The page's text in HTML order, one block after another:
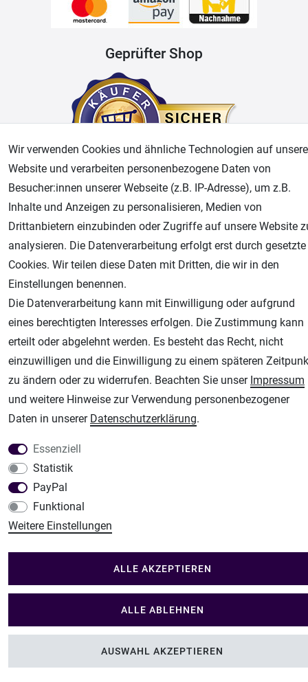
Geprüfter Shop
AGB Widerrufsrecht Datenschutz Impressum
Unsere weiteren Shops:
Airbrush-City
Fachhandel für: Airbrushpistolen, Kompressoren, Airbrushfarben
Modellbau Shop
Plotter-City
Schneideplotter, Transferpressen, Siebdruck und Plotterfolien
Im Shop Kaufen
Wir verwenden Cookies und ähnliche Technologien auf
Website und verarbeiten personenbezogene Daten von
Besucher:innen unserer Webseite (z.B. IP-Adresse), um z.B.
Inhalte und Anzeigen zu personalisieren, Medien von
Drittanbietern einzubinden oder Zugriffe auf unsere Website
analysieren. Die Datenverarbeitung erfolgt erst durch gesetzte
Cookies. Wir teilen diese Daten mit Dritten, die wir in den
Einstellungen benennen.
Die Datenverarbeitung kann mit Einwilligung oder aufgrund
eines berechtigten Interesses erfolgen. Die Zustimmung kann
erteilt oder abgelehnt werden. Es besteht das Recht, nicht
einzuwilligen und die Einwilligung zu einem späteren
zu ändern oder zu widerrufen. Beachten Sie unser Impressum
und weitere Hinweise zur Verwendung personenbezogener
Daten in unserer Daten­schutz­erklärung.
Essenziell
Statistik
PayPal
Funktional
Weitere Einstellungen
ALLE AKZEPTIEREN
ALLE ABLEHNEN
AUSWAHL AKZEPTIEREN